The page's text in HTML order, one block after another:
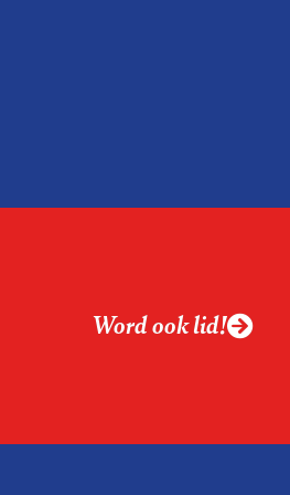
Word ook lid!